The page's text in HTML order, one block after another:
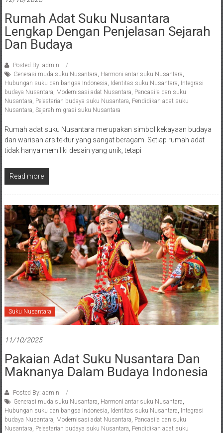
Rumah Adat Suku Nusantara
Lengkap Dengan Penjelasan Sejarah
Dan Budaya
Posted By: admin
Generasi muda suku Nusantara, Harmoni antar suku Nusantara,
Hubungan suku dan bangsa Indonesia, Identitas suku Nusantara, Integrasi
budaya Nusantara, Modernisasi adat Nusantara, Pancasila dan suku
Nusantara, Pelestarian budaya suku Nusantara, Pendidikan adat suku
Nusantara, Sejarah migrasi suku Nusantara
Rumah adat suku Nusantara merupakan simbol kekayaan budaya
dan warisan arsitektur yang sangat beragam. Setiap rumah adat
tidak hanya memiliki desain yang unik, tetapi
Read more
Suku Nusantara
11/10/2025
Pakaian Adat Suku Nusantara Dan
Maknanya Dalam Budaya Indonesia
Posted By: admin
Generasi muda suku Nusantara Harmoni antar suku Nusantara
Hubungan suku dan bangsa Indonesia Identitas suku Nusantara Integrasi
budaya Nusantara Modernisasi adat Nusantara Pancasila dan suku
Nusantara Pelestarian budaya suku Nusantara Pendidikan adat suku